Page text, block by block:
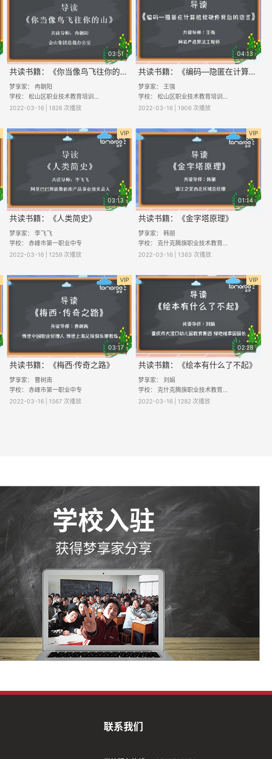
03:51
共读书籍：《你当像鸟飞往你的山》
梦享家： 冉朝阳
学校： 松山区职业技术教育培训中心
2022-03-16 | 1826 次播放
04:13
共读书籍：《编码—隐匿在计算机软硬件背后的语言》
梦享家： 王强
学校： 松山区职业技术教育培训中心
2022-03-16 | 1906 次播放
VIP
03:13
共读书籍：《人类简史》
梦享家： 李飞飞
学校： 赤峰市第一职业中专
2022-03-16 | 1259 次播放
VIP
01:14
共读书籍：《金字塔原理》
梦享家： 韩丽
学校： 克什克腾旗职业技术教育中心学校
2022-03-16 | 1363 次播放
VIP
03:17
共读书籍：《梅西·传奇之路》
梦享家： 曹树南
学校： 赤峰市第一职业中专
2022-03-16 | 1567 次播放
VIP
02:28
共读书籍：《绘本有什么了不起》
梦享家： 刘娟
学校： 克什克腾旗职业技术教育中心学校学前教育专业
2022-03-16 | 1282 次播放
学校入驻
获得梦享家分享
联系我们